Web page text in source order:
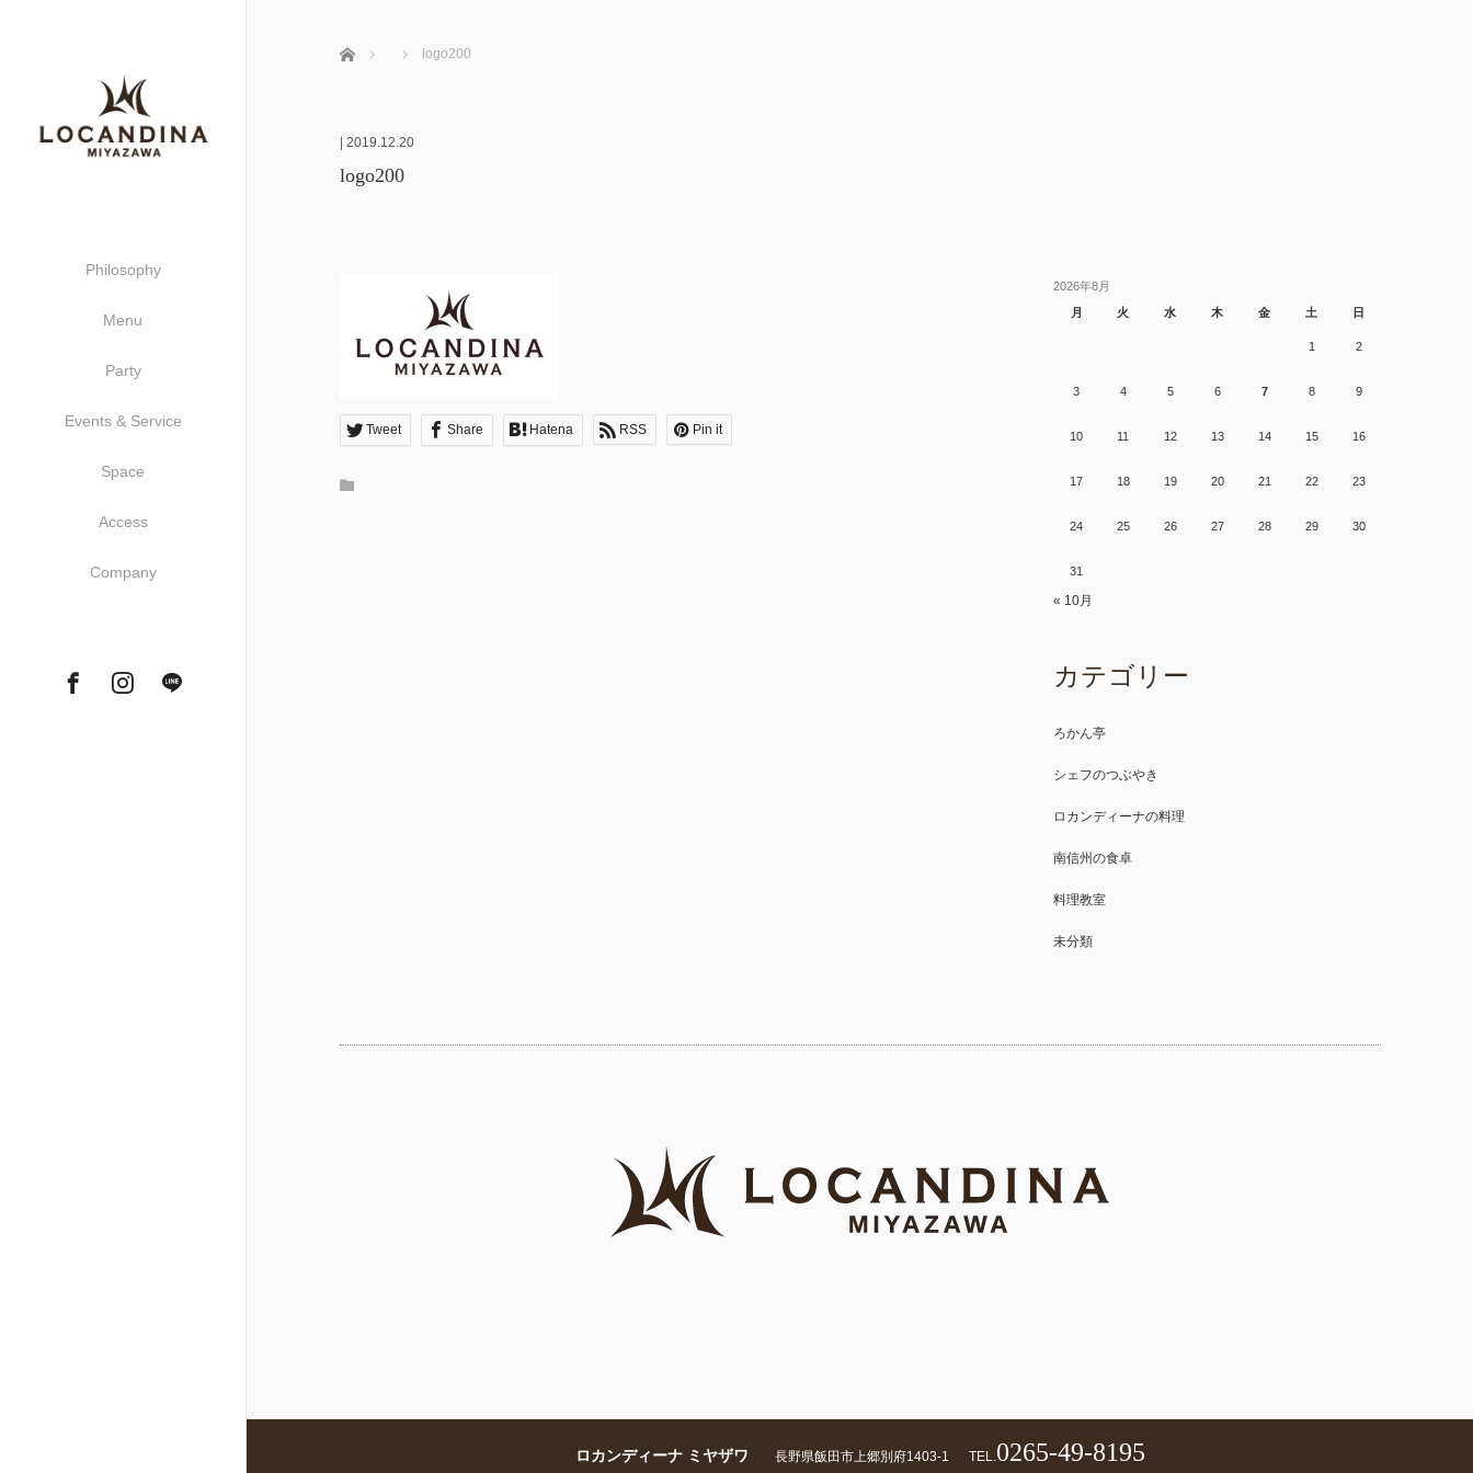
Philosophy
Menu
Party
Events & Service
Space
Access
Company
FacebookInstagram
ホーム logo200
2019.12.20
logo200
Tweet Share Hatena RSS Pin it
2026年8月
月
火 水 木 金 土 日
1 2
3 4 5 6 7 8 9
10 11 12 13 14 15 16
17 18 19 20 21 22 23
24 25 26 27 28 29 30
31
« 10月
カテゴリー
ろかん亭
シェフのつぶやき
ロカンディーナの料理
南信州の食卓
料理教室
未分類
ロカンディーナ ミヤザワ 長野県飯田市上郷別府1403-1 TEL.0265-49-8195